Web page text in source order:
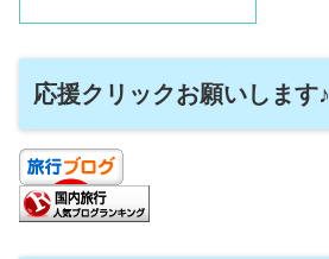
応援クリックお願いします♪